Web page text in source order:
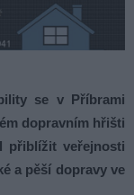
se v Příbrami
dopravním hřišti
přiblížit veřejnosti
a pěší dopravy ve